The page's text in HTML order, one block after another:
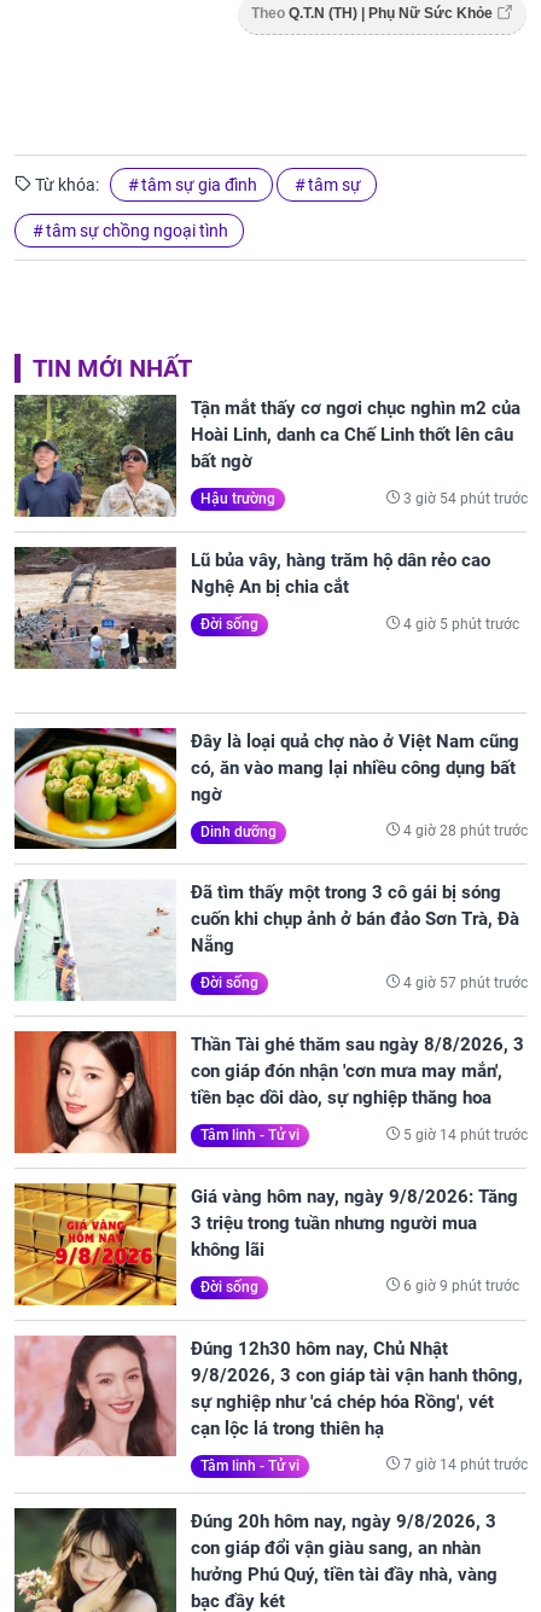
Theo Q.T.N (TH) | Phụ Nữ Sức Khỏe
Từ khóa: tâm sự gia đình tâm sự
tâm sự chồng ngoại tình
TIN MỚI NHẤT
Tận mắt thấy cơ ngơi chục nghìn m2 của
Hoài Linh, danh ca Chế Linh thốt lên câu
bất ngờ
Hậu trường 3 giờ 54 phút trước
Lũ bủa vây, hàng trăm hộ dân rẻo cao
Nghệ An bị chia cắt
Đời sống 4 giờ 5 phút trước
Đây là loại quả chợ nào ở Việt Nam cũng
có, ăn vào mang lại nhiều công dụng bất
ngờ
Dinh dưỡng 4 giờ 28 phút trước
Đã tìm thấy một trong 3 cô gái bị sóng
cuốn khi chụp ảnh ở bán đảo Sơn Trà, Đà
Nẵng
Đời sống 4 giờ 57 phút trước
Thần Tài ghé thăm sau ngày 8/8/2026, 3
con giáp đón nhận 'cơn mưa may mắn',
tiền bạc dồi dào, sự nghiệp thăng hoa
Tâm linh - Tử vi 5 giờ 14 phút trước
Giá vàng hôm nay, ngày 9/8/2026: Tăng
3 triệu trong tuần nhưng người mua
không lãi
Đời sống 6 giờ 9 phút trước
Đúng 12h30 hôm nay, Chủ Nhật
9/8/2026, 3 con giáp tài vận hanh thông,
sự nghiệp như 'cá chép hóa Rồng', vét
cạn lộc lá trong thiên hạ
Tâm linh - Tử vi 7 giờ 14 phút trước
Đúng 20h hôm nay, ngày 9/8/2026, 3
con giáp đổi vận giàu sang, an nhàn
hưởng Phú Quý, tiền tài đầy nhà, vàng
bạc đầy két